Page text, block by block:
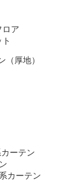
ロア
（厚地）
ーテン
カーテン